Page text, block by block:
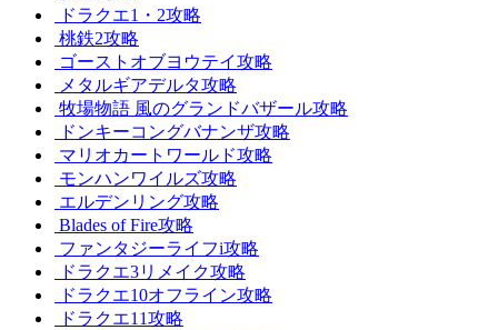
ドラクエ1・2攻略
桃鉄2攻略
ゴーストオブヨウテイ攻略
メタルギアデルタ攻略
牧場物語 風のグランドバザール攻略
ドンキーコングバナンザ攻略
マリオカートワールド攻略
モンハンワイルズ攻略
エルデンリング攻略
Blades of Fire攻略
ファンタジーライフi攻略
ドラクエ3リメイク攻略
ドラクエ10オフライン攻略
ドラクエ11攻略